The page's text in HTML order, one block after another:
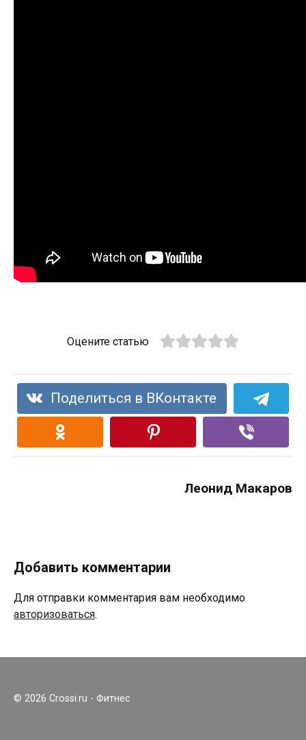
Оцените статью
Поделиться в ВКонтакте
Леонид Макаров
Добавить комментарии
Для отправки комментария вам необходимо
авторизоваться.
© 2026 Crossi.ru - Фитнес